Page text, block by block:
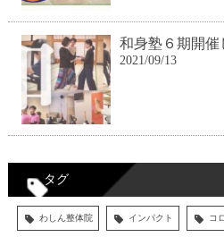
和身塾６期開催
2021/09/13
タグ
わしん整体院 インパクト コ